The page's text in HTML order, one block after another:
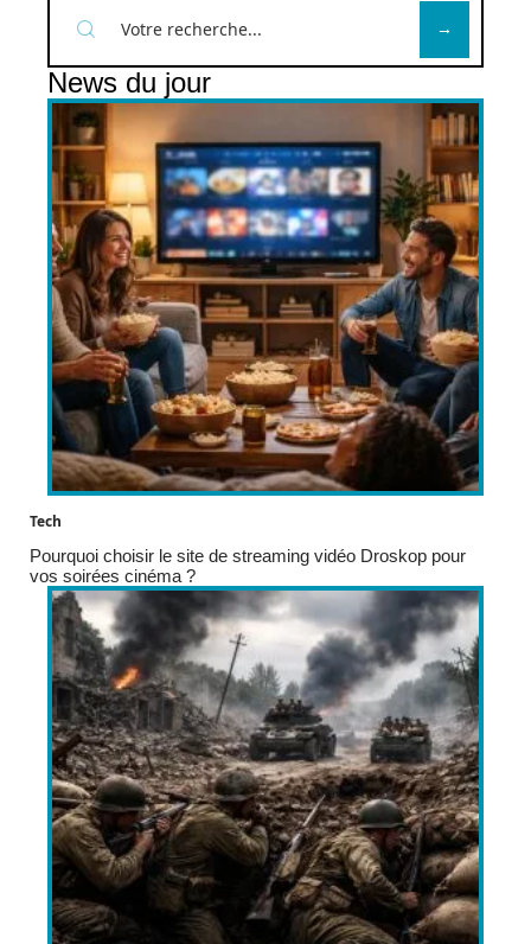
News du jour
Tech
Pourquoi choisir le site de streaming vidéo Droskop pour
vos soirées cinéma ?